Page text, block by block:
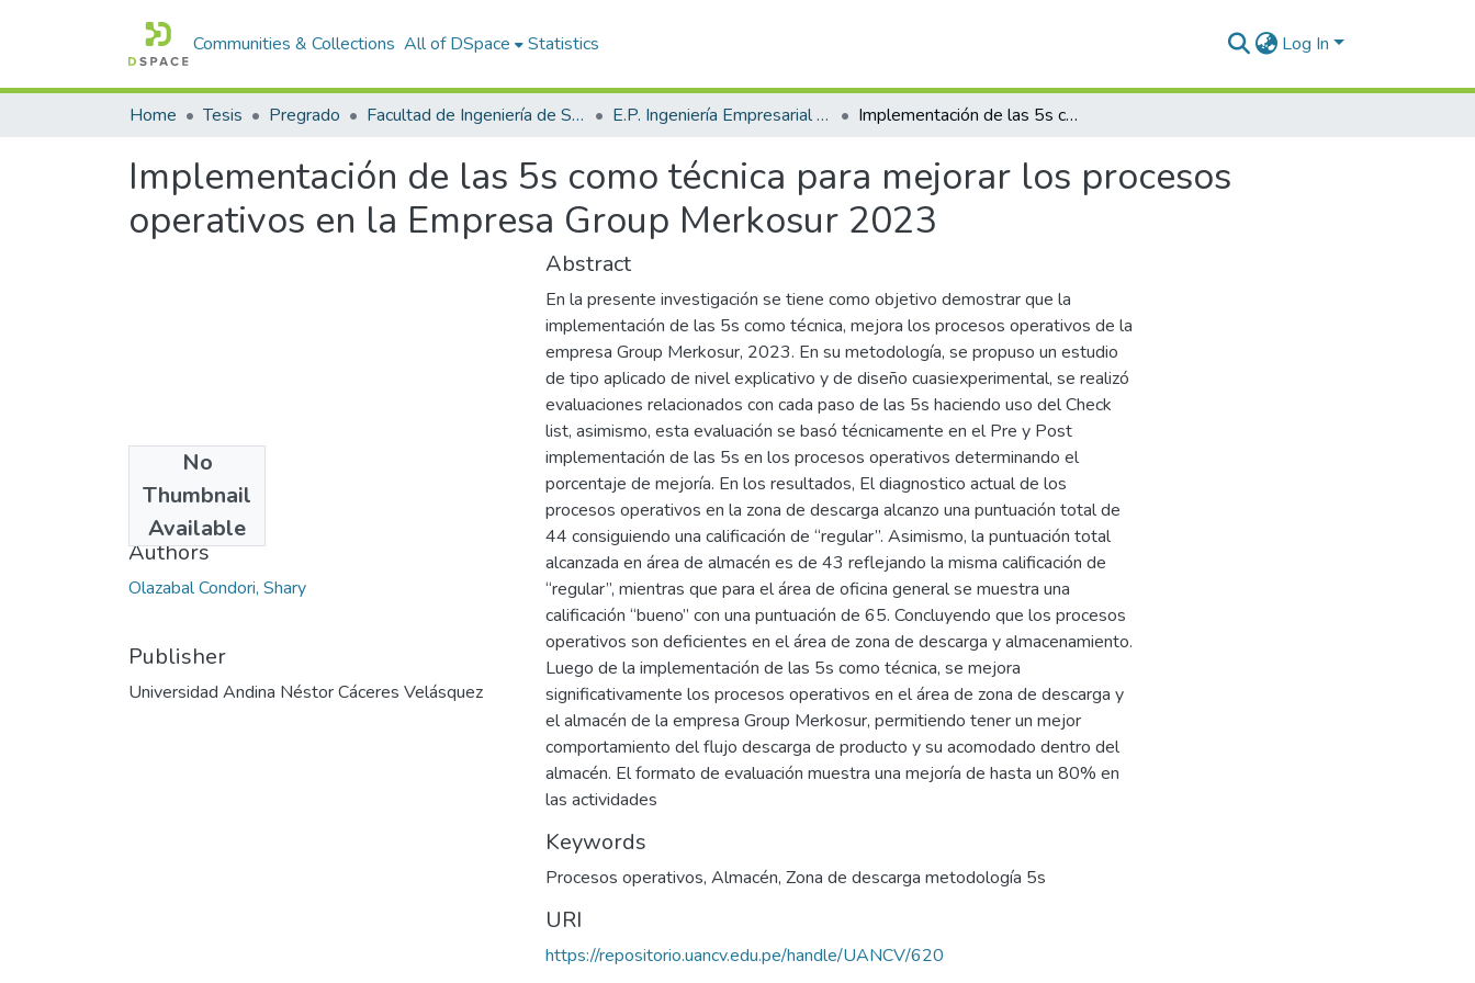
Communities & Collections All of DSpace Statistics Log In
Home Tesis Pregrado Facultad de Ingeniería de Sistemas E.P. Ingeniería Empresarial e Informática Implementación de las 5s como técnica para mejorar los procesos operativos en la Empresa Group Merkosur 2023
Implementación de las 5s como técnica para mejorar los procesos
operativos en la Empresa Group Merkosur 2023
No
Thumbnail
Available
2023
Authors
Olazabal Condori, Shary
Publisher
Universidad Andina Néstor Cáceres Velásquez
Abstract
En la presente investigación se tiene como objetivo demostrar que la
implementación de las 5s como técnica, mejora los procesos operativos de la
empresa Group Merkosur, 2023. En su metodología, se propuso un estudio
de tipo aplicado de nivel explicativo y de diseño cuasiexperimental, se realizó
evaluaciones relacionados con cada paso de las 5s haciendo uso del Check
list, asimismo, esta evaluación se basó técnicamente en el Pre y Post
implementación de las 5s en los procesos operativos determinando el
porcentaje de mejoría. En los resultados, El diagnostico actual de los
procesos operativos en la zona de descarga alcanzo una puntuación total de
44 consiguiendo una calificación de “regular”. Asimismo, la puntuación total
alcanzada en área de almacén es de 43 reflejando la misma calificación de
“regular”, mientras que para el área de oficina general se muestra una
calificación “bueno” con una puntuación de 65. Concluyendo que los procesos
operativos son deficientes en el área de zona de descarga y almacenamiento.
Luego de la implementación de las 5s como técnica, se mejora
significativamente los procesos operativos en el área de zona de descarga y
el almacén de la empresa Group Merkosur, permitiendo tener un mejor
comportamiento del flujo descarga de producto y su acomodado dentro del
almacén. El formato de evaluación muestra una mejoría de hasta un 80% en
las actividades
Keywords
Procesos operativos, Almacén, Zona de descarga metodología 5s
URI
https://repositorio.uancv.edu.pe/handle/UANCV/620